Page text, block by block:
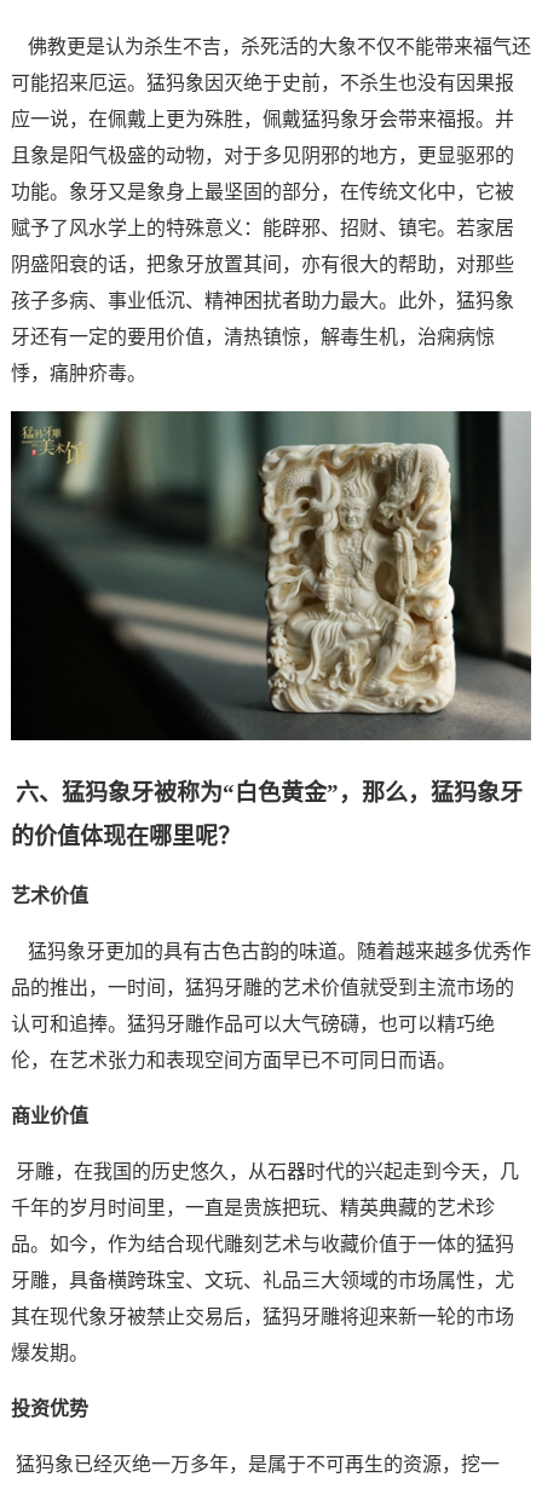
佛教更是认为杀生不吉，杀死活的大象不仅不能带来福气还
可能招来厄运。猛犸象因灭绝于史前，不杀生也没有因果报
应一说，在佩戴上更为殊胜，佩戴猛犸象牙会带来福报。 并
且象是阳气极盛的动物，对于多见阴邪的地方，更显驱邪的
功能。象牙又是象身上最坚固的部分，在传统文化中，它被
赋予了风水学上的特殊意义：能辟邪、招财、镇宅。若家居
阴盛阳衰的话，把象牙放置其间，亦有很大的帮助，对那些
孩子多病、事业低沉、精神困扰者助力最大。此外，猛犸象
牙还有一定的要用价值，清热镇惊，解毒生机，治痫病惊
悸，痛肿疥毒。
六、猛犸象牙被称为“白色黄金”，那么，猛犸象牙
的价值体现在哪里呢？
艺术价值
猛犸象牙更加的具有古色古韵的味道。随着越来越多优秀作
品的推出，一时间，猛犸牙雕的艺术价值就受到主流市场的
认可和追捧。猛犸牙雕作品可以大气磅礴，也可以精巧绝
伦，在艺术张力和表现空间方面早已不可同日而语。
商业价值
牙雕，在我国的历史悠久，从石器时代的兴起走到今天，几
千年的岁月时间里，一直是贵族把玩、精英典藏的艺术珍
品。如今，作为结合现代雕刻艺术与收藏价值于一体的猛犸
牙雕，具备横跨珠宝、文玩、礼品三大领域的市场属性，尤
其在现代象牙被禁止交易后，猛犸牙雕将迎来新一轮的市场
爆发期。
投资优势
猛犸象已经灭绝一万多年，是属于不可再生的资源，挖一